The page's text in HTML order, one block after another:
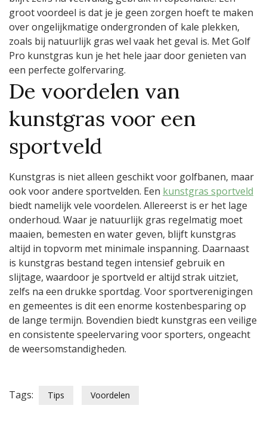
groot voordeel is dat je je geen zorgen hoeft te maken
over ongelijkmatige ondergronden of kale plekken,
zoals bij natuurlijk gras wel vaak het geval is. Met Golf
Pro kunstgras kun je het hele jaar door genieten van
een perfecte golfervaring.
De voordelen van
kunstgras voor een
sportveld
Kunstgras is niet alleen geschikt voor golfbanen, maar
ook voor andere sportvelden. Een kunstgras sportveld
biedt namelijk vele voordelen. Allereerst is er het lage
onderhoud. Waar je natuurlijk gras regelmatig moet
maaien, bemesten en water geven, blijft kunstgras
altijd in topvorm met minimale inspanning. Daarnaast
is kunstgras bestand tegen intensief gebruik en
slijtage, waardoor je sportveld er altijd strak uitziet,
zelfs na een drukke sportdag. Voor sportverenigingen
en gemeentes is dit een enorme kostenbesparing op
de lange termijn. Bovendien biedt kunstgras een veilige
en consistente speelervaring voor sporters, ongeacht
de weersomstandigheden.
Tags: Tips Voordelen